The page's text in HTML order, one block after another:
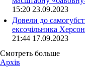
15:20 23.09.2023
Довели до
ексочільника
21:44 17.09.2023
Смотреть больше
Архів